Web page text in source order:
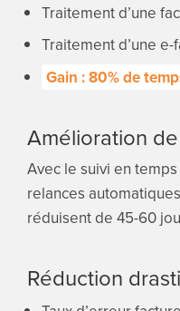
Traitement d’une
Traitement d’une
Gain : 80% de
Amélioration
Avec le suivi en
relances
réduisent de 45-60
Réduction